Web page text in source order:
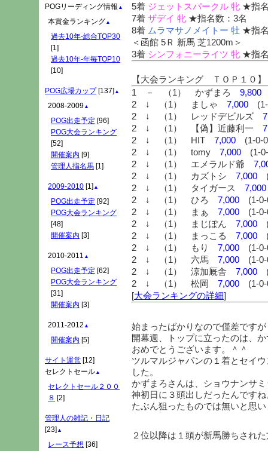
5着 ジェットスパークル 牝 ★指
7着 ザデイ 牝 ★指名数：3名
8着 ムラマサノメイトー 牡 ★指
＜函館 5Ｒ 新馬 芝1200m＞
3着 シンフォニーライツ 牝 ★指
【大会ランキング ＴＯＰ１０】
1 － （1） かずまろ 9,800
2 ↓ （1） ましゃ 7,000 (1-
2 ↓ （1） レッドデビルズ
2 ↓ （1） 【偽】近藤利一
2 ↓ （1） HIT 7,000 (1-0-
2 ↓ （1） tomy 7,000 (1-
2 ↓ （1） エメラルド爺
2 ↓ （1） カズトシ 7,000
2 ↓ （1） タイガース 7,000
2 ↓ （1） ひろ 7,000 (1-0-
2 ↓ （1） まぁ 7,000 (1-0-
2 ↓ （1） まじぽん 7,000
2 ↓ （1） まっこる 7,000
2 ↓ （1） もり 7,000 (1-0-
2 ↓ （1） 六馬 7,000 (1-0-
2 ↓ （1） 涼加厩舎 7,000
2 ↓ （1） 松岡 7,000 (1-0-
[大会ランキングの詳細]
始まったばかりなので僅差です
開幕週、トップに立ったのは、
おめでとうございます。＾＾
ツルマルジャパンの１着とセイ
した。
かずまろさんは、ショウナンサ
神初日に３頭出しだったんですね
たぶん狙ったものでは無いと思
２位以降は１頭が新馬勝ちされ
POGリーディング情報 ▲
本賞金ランキング ▲
過去10年-総合TOP30
[1]
過去10年-年毎TOP10
[10]
POG広場カップ[137] ▲
2008-2009 ▲
POG出走予定 [96]
POG大会ランキング
[52]
開催案内 [9]
管理人指名馬 [1]
2009-2010 [1] ▲
POG出走予定 [92]
POG大会ランキング
[48]
開催案内 [3]
2010-2011 ▲
POG出走予定 [62]
POG大会ランキング
[31]
開催案内 [3]
2011-2012 ▲
開催案内 [5]
サイト運営 [12]
セレクトセール ▲
セレクトセール２００
８ [2]
管理人の雑記・日記
[23] ▲
レース予想 [36]